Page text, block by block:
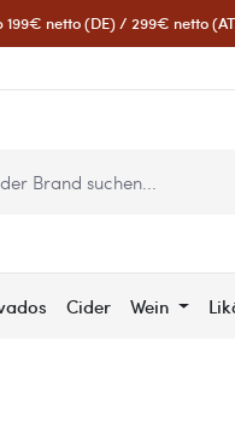
netto (DE) / 299€ netto
Cider Wein